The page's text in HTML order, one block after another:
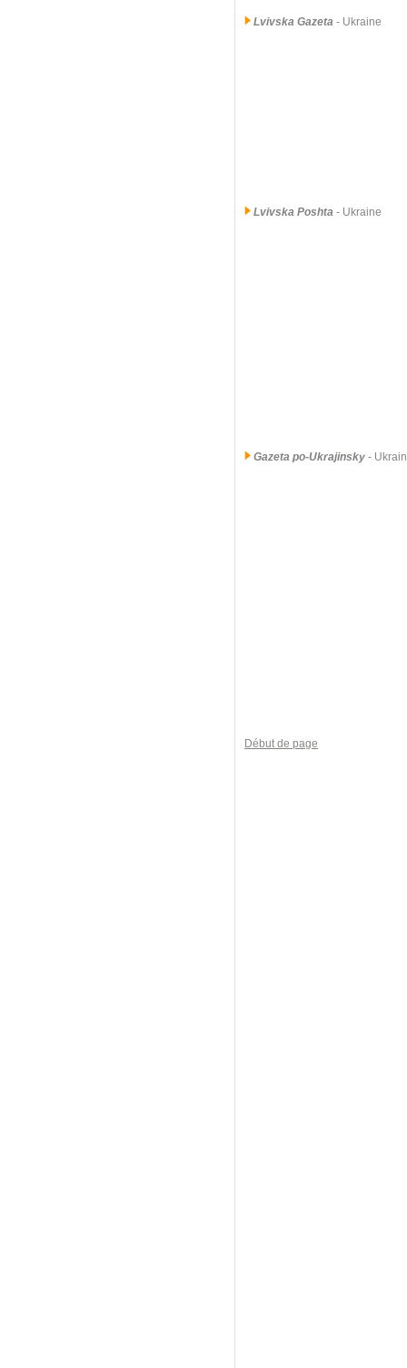
Lvivska Gazeta - Ukraine
Lvivska Poshta - Ukraine
Gazeta po-Ukrajinsky -
Début de page